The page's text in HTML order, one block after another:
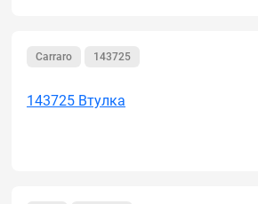
Carraro 143725
143725 Втулка